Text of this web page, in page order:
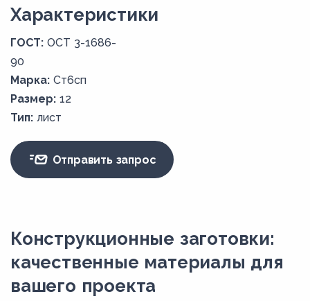
Xарактеристики
ГОСТ: ОСТ 3-1686-
90
Марка: Ст6сп
Размер: 12
Тип: лист
Отправить запрос
Конструкционные заготовки:
качественные материалы для
вашего проекта